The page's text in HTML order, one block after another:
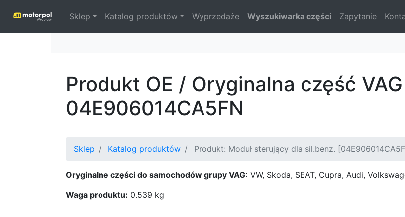
Sklep Katalog produktów Wyprzedaże Wyszukiwarka części Zapytanie
Produkt OE / Oryginalna część
04E906014CA5FN
Sklep Katalog produktów Produkt: Moduł sterujący dla sil.benz.
Oryginalne części do samochodów grupy VAG: VW, Skoda, SEAT, Cupra, Audi,
Waga produktu: 0.539 kg